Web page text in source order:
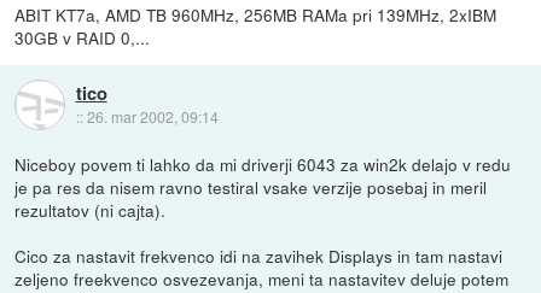
ABIT KT7a, AMD TB 960MHz, 256MB RAMa pri 139MHz, 2xIBM
30GB v RAID 0,...
tico
::26. mar 2002, 09:14
Niceboy povem ti lahko da mi driverji 6043 za win2k delajo v redu
je pa res da nisem ravno testiral vsake verzije posebaj in meril
rezultatov (ni cajta).
Cico za nastavit frekvenco idi na zavihek Displays in tam nastavi
zeljeno freekvenco osvezevanja, meni ta nastavitev deluje potem